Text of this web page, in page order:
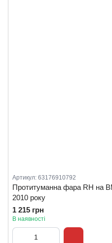
Артикул: 63176910792
Протитуманна фара RH на
2010 року
1 215 грн
В наявності